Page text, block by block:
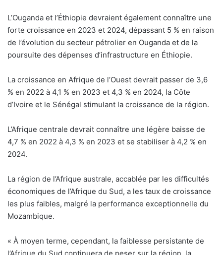
L’Ouganda et l’Éthiopie devraient également connaître une
forte croissance en 2023 et 2024, dépassant 5 % en raison
de l’évolution du secteur pétrolier en Ouganda et de la
poursuite des dépenses d’infrastructure en Éthiopie.
La croissance en Afrique de l’Ouest devrait passer de 3,6
% en 2022 à 4,1 % en 2023 et 4,3 % en 2024, la Côte
d’Ivoire et le Sénégal stimulant la croissance de la région.
L’Afrique centrale devrait connaître une légère baisse de
4,7 % en 2022 à 4,3 % en 2023 et se stabiliser à 4,2 % en
2024.
La région de l’Afrique australe, accablée par les difficultés
économiques de l’Afrique du Sud, a les taux de croissance
les plus faibles, malgré la performance exceptionnelle du
Mozambique.
« À moyen terme, cependant, la faiblesse persistante de